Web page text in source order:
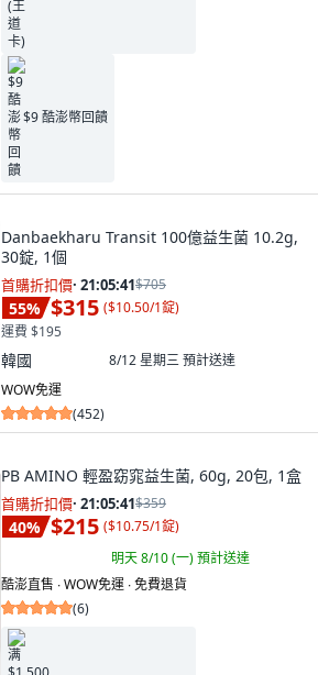
$9 酷澎幣回饋
Danbaekharu Transit 100億益生菌 10.2g,
30錠, 1個
首購折扣價· 21:05:40$705
55% $315 ($10.50/1錠)
運費 $195
韓國 8/12 星期三預計送達
WOW免運
(452)
PB AMINO 輕盈窈窕益生菌, 60g, 20包, 1盒
首購折扣價· 21:05:40$359
40% $215 ($10.75/1錠)
明天 8/10 (一)預計送達
酷澎直售 ∙ WOW免運 ∙ 免費退貨
(6)